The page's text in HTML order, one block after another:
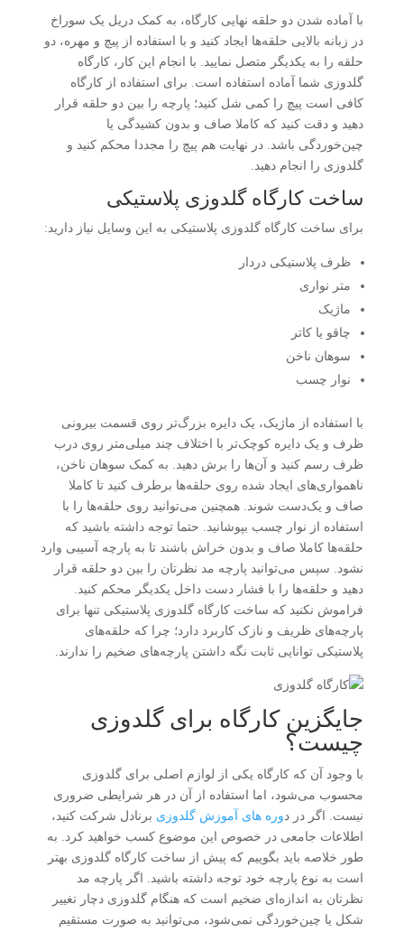
با آماده شدن دو حلقه نهایی کارگاه، به کمک دریل یک سوراخ
در زبانه‌ بالایی حلقه‌ها ایجاد کنید و با استفاده از پیچ و مهره، دو
حلقه را به یکدیگر متصل نمایید. با انجام این کار، کارگاه
گلدوزی شما آماده استفاده است. برای استفاده از کارگاه
کافی است پیچ را کمی شل کنید؛ پارچه را بین دو حلقه قرار
دهید و دقت کنید که کاملا صاف و بدون کشیدگی یا
چین‌خوردگی باشد. در نهایت هم پیچ را مجددا محکم کنید و
گلدوزی را انجام دهید.
ساخت کارگاه گلدوزی پلاستیکی
برای ساخت کارگاه گلدوزی پلاستیکی به این وسایل نیاز دارید:
ظرف پلاستیکی دردار
متر نواری
ماژیک
چاقو یا کاتر
سوهان ناخن
نوار چسب
با استفاده از ماژیک، یک دایره بزرگ‌تر روی قسمت بیرونی
ظرف و یک دایره کوچک‌تر با اختلاف چند میلی‌متر روی درب
ظرف رسم کنید و آن‌ها را برش دهید. به کمک سوهان ناخن،
ناهمواری‌های ایجاد شده روی حلقه‌ها برطرف کنید تا کاملا
صاف و یک‌دست شوند. همچنین می‌توانید روی حلقه‌ها را با
استفاده از نوار چسب بپوشانید. حتما توجه داشته باشید که
حلقه‌ها کاملا صاف و بدون خراش باشند تا به پارچه آسیبی وارد
نشود. سپس می‌توانید پارچه مد نظرتان را بین دو حلقه قرار
دهید و حلقه‌ها را با فشار دست داخل یکدیگر محکم کنید.
فراموش نکنید که ساخت کارگاه گلدوزی پلاستیکی تنها برای
پارچه‌های ظریف و نازک کاربرد دارد؛ چرا که حلقه‌های
پلاستیکی توانایی ثابت نگه داشتن پارچه‌های ضخیم را ندارند.
جایگزین کارگاه برای گلدوزی
چیست؟
با وجود آن که کارگاه یکی از لوازم اصلی برای گلدوزی
محسوب می‌شود، اما استفاده از آن در هر شرایطی ضروری
نیست. اگر در د وره های آموزش گلدوزی برنادل شرکت کنید،
اطلاعات جامعی در خصوص این موضوع کسب خواهید کرد. به
طور خلاصه باید بگوییم که پیش از ساخت کارگاه گلدوزی بهتر
است به نوع پارچه خود توجه داشته باشید. اگر پارچه مد
نظرتان به اندازه‌ای ضخیم است که هنگام گلدوزی دچار تغییر
شکل یا چین‌خوردگی نمی‌شود، می‌توانید به صورت مستقیم